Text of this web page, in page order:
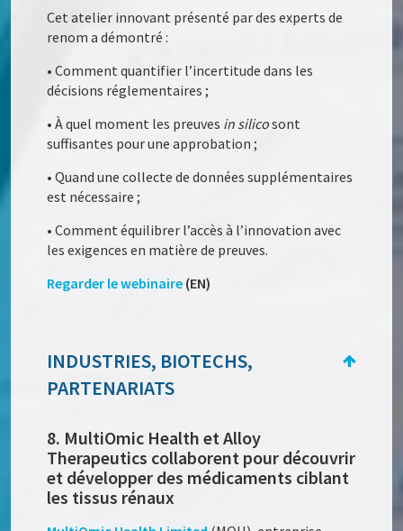
Cet atelier innovant présenté par des experts de
renom a démontré :
• Comment quantifier l’incertitude dans les
décisions réglementaires ;
• À quel moment les preuves in silicosont
suffisantes pour une approbation ;
• Quand une collecte de données supplémentaires
est nécessaire ;
• Comment équilibrer l’accès à l’innovation avec
les exigences en matière de preuves.
Regarder le webinaire (EN)
INDUSTRIES, BIOTECHS,
PARTENARIATS
8. MultiOmic Health et Alloy
Therapeutics collaborent pour découvrir
et développer des médicaments ciblant
les tissus rénaux